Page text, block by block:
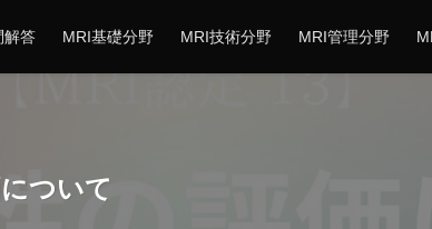
解答 MRI基礎分野 MRI技術分野 MRI管理分野
ついて